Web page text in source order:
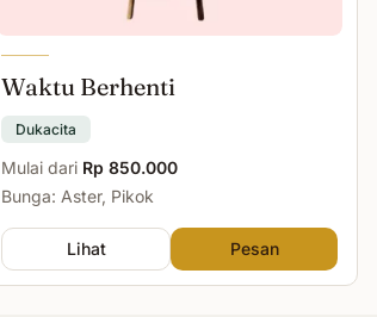
Waktu Berhenti
Dukacita
Mulai dari Rp 850.000
Bunga: Aster, Pikok
Lihat Pesan